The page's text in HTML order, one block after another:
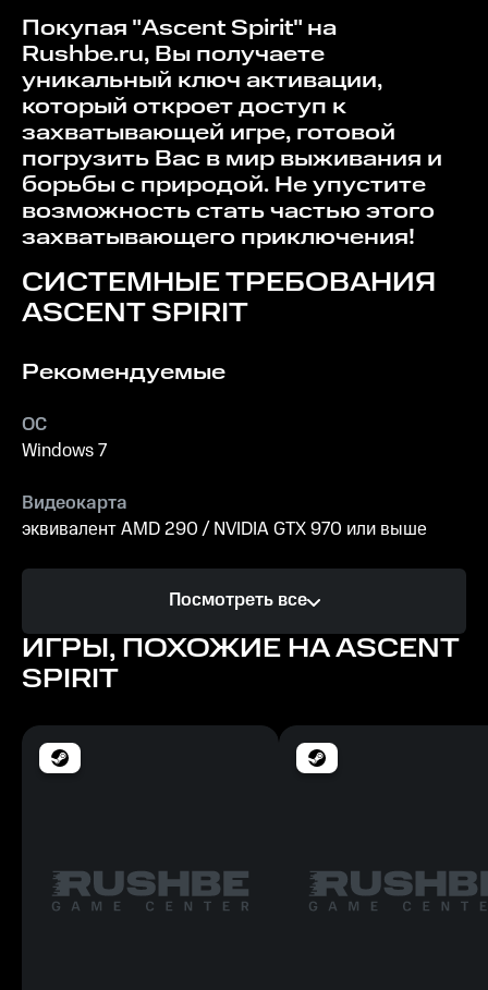
Покупая "Ascent Spirit" на
Rushbe.ru, Вы получаете
уникальный ключ активации,
который откроет доступ к
захватывающей игре, готовой
погрузить Вас в мир выживания и
борьбы с природой. Не упустите
возможность стать частью этого
захватывающего приключения!
СИСТЕМНЫЕ ТРЕБОВАНИЯ
ASCENT SPIRIT
Рекомендуемые
ОС
Windows 7
Видеокарта
эквивалент AMD 290 / NVIDIA GTX 970 или выше
Intel i5-4590 эквивалент или выше
Память
1 ГБ ОЗУ
Место на диске
1160 MБ
Windows 7
Посмотреть все
ИГРЫ, ПОХОЖИЕ НА ASCENT
SPIRIT